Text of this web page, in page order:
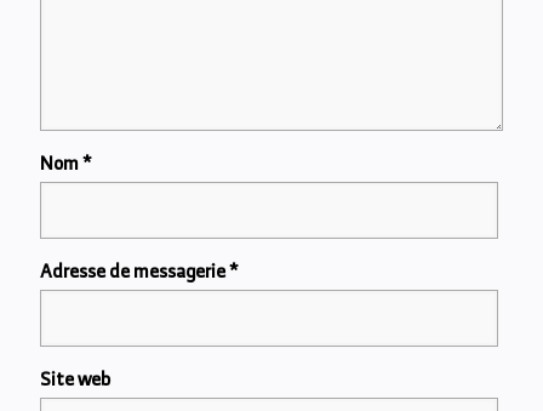
Nom*
Adresse de messagerie*
Site web